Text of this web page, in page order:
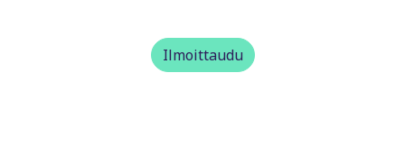
Ilmoittaudu